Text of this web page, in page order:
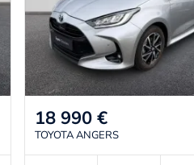
18 990 €
TOYOTA ANGERS